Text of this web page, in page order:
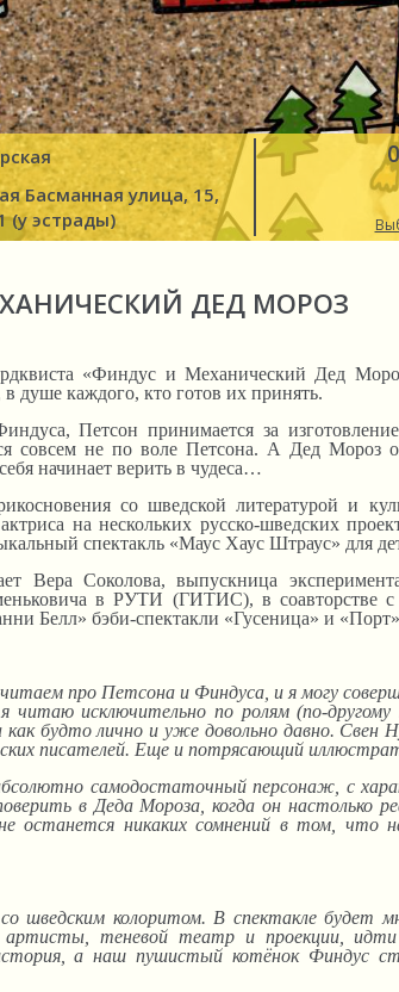
Басманная улица, 15,
(у эстрады)
ДЕД МОРОЗ
«Финдус и Механический Дед
душе каждого, кто готов их принять.
Петсон принимается за
совсем не по воле Петсона. А Дед Мороз
начинает верить в чудеса…
со шведской литературой и
на нескольких русско-шведских
спектакль «Маус Хаус Штраус» для
Вера Соколова, выпускница
в РУТИ (ГИТИС), в соавторстве
Белл» бэби-спектакли «Гусеница» и
про Петсона и Финдуса, и я могу
читаю исключительно по ролям (по-другому
будто лично и уже довольно давно. Свен
писателей. Еще и потрясающий
самодостаточный персонаж, с
в Деда Мороза, когда он настолько
останется никаких сомнений в том, что
шведским колоритом. В спектакле будет
теневой театр и проекции, идти
а наш пушистый котёнок Финдус